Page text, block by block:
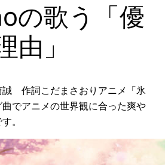
の歌う「優
由」
誠 作詞こだまさおりアニメ「氷
でアニメの世界観に合った爽や
。